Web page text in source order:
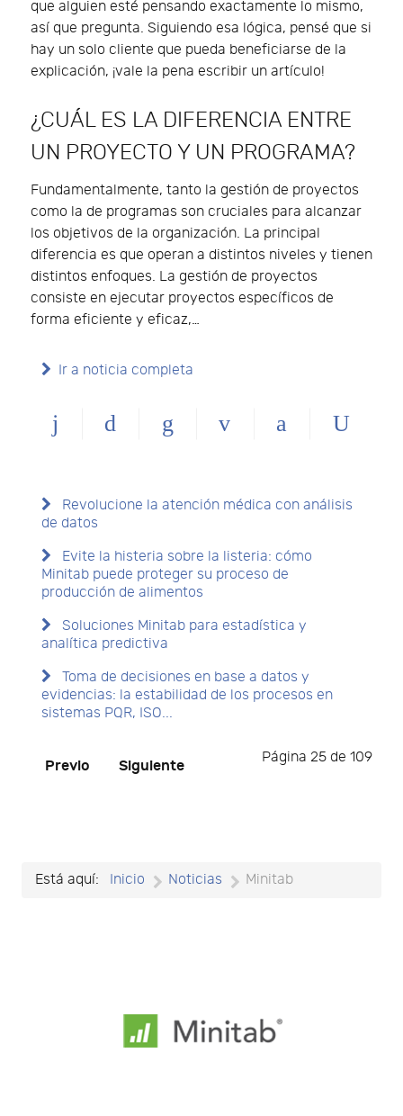
que alguien esté pensando exactamente lo mismo,
así que pregunta. Siguiendo esa lógica, pensé que si
hay un solo cliente que pueda beneficiarse de la
explicación, ¡vale la pena escribir un artículo!
¿CUÁL ES LA DIFERENCIA ENTRE
UN PROYECTO Y UN PROGRAMA?
Fundamentalmente, tanto la gestión de proyectos
como la de programas son cruciales para alcanzar
los objetivos de la organización. La principal
diferencia es que operan a distintos niveles y tienen
distintos enfoques. La gestión de proyectos
consiste en ejecutar proyectos específicos de
forma eficiente y eficaz,…
Ir a noticia completa
Revolucione la atención médica con análisis
de datos
Evite la histeria sobre la listeria: cómo
Minitab puede proteger su proceso de
producción de alimentos
Soluciones Minitab para estadística y
analítica predictiva
Toma de decisiones en base a datos y
evidencias: la estabilidad de los procesos en
sistemas PQR, ISO...
Página 25 de 109
Previo Siguiente
Está aquí: Inicio Noticias Minitab